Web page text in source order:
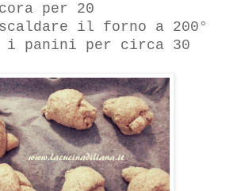
per 20
il forno a 200°
i panini per circa 30